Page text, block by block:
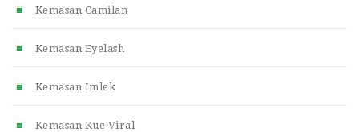
Kemasan Camilan
Kemasan Eyelash
Kemasan Imlek
Kemasan Kue Viral